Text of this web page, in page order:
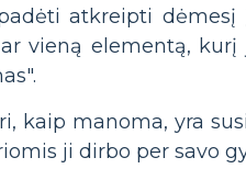
atkreipti dėmesį
vieną elementą,
kaip manoma, yra
ji dirbo per savo